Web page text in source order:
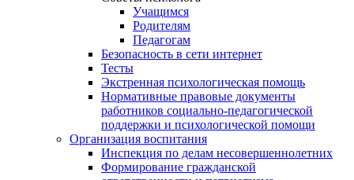
Учащимся
Родителям
Педагогам
Безопасность в сети интернет
Тесты
Экстренная психологическая помощь
Нормативные правовые документы
работников социально-педагогической
поддержки и психологической помощи
Организация воспитания
Инспекция по делам несовершеннолетних
Формирование гражданской